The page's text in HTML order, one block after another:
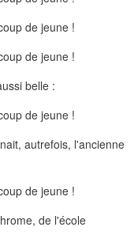
belle :
autrefois, l'ancienne
de l'école